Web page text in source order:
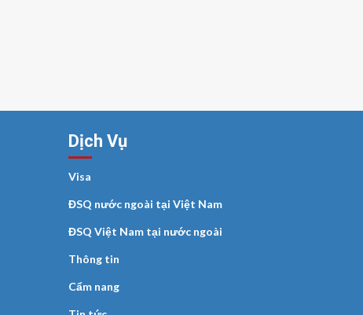
Dịch Vụ
Visa
ĐSQ nước ngoài tại Việt Nam
ĐSQ Việt Nam tại nước ngoài
Thông tin
Cẩm nang